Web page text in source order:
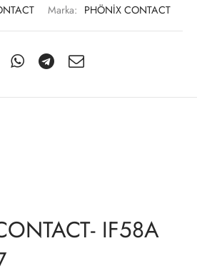
Marka: PHÖNİX CONTACT
IF58A